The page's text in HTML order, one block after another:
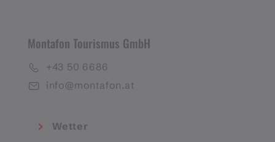
Montafon Tourismus GmbH
+43 50 6686
info@montafon.at
Wetter